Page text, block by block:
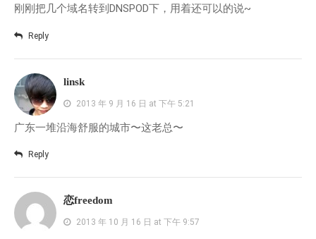
刚刚把几个域名转到DNSPOD下，用着还可以的说~
Reply
linsk
2013 年 9 月 16 日 at 下午 5:21
广东一堆沿海舒服的城市〜这老总〜
Reply
恋freedom
2013 年 10 月 16 日 at 下午 9:57